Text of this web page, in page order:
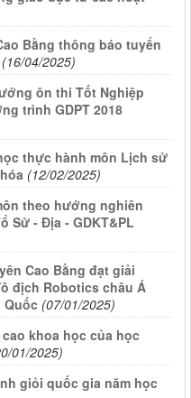
Bằng thông báo tuyển
(16/04/2025)
ôn thi Tốt Nghiệp
trình GDPT 2018
thực hành môn Lịch sử
(12/02/2025)
theo hướng nghiên
Sử - Địa - GDKT&PL
Cao Bằng đạt giải
địch Robotics châu Á
Quốc (07/01/2025)
khoa học của học
01/2025)
giỏi quốc gia năm học